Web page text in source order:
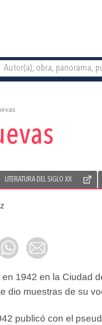
LITERATURA DEL SIGLO XX
1942 en la Ciudad
dio muestras de su
publicó con el